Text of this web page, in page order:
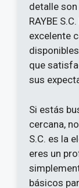
detalle son
RAYBE
excelente
que
sus
Si estás
cercana,
S.C. es la
eres un
básicos